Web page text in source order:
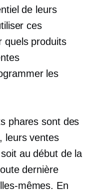
de leurs
ces
quels produits
les
phares sont des
leurs ventes
au début de la
dernière
mêmes. En